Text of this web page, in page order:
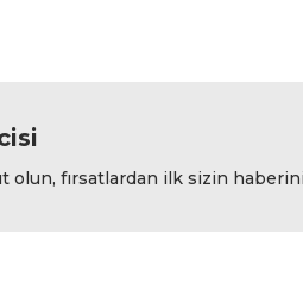
alternatifler olmalı.
olun, fırsatlardan ilk sizin